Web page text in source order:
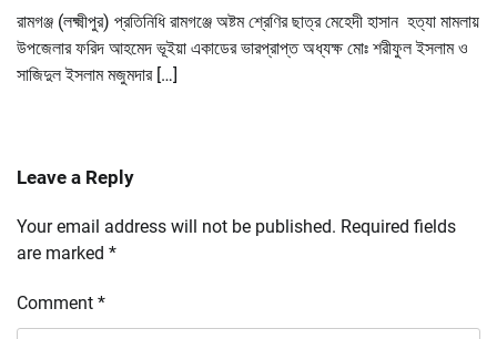
রামগঞ্জ (লক্ষ্মীপুর) প্রতিনিধি রামগঞ্জে অষ্টম শ্রেণির ছাত্র মেহেদী হাসান হত্যা মামলায়
উপজেলার ফরিদ আহমেদ ভূইয়া একাডের ভারপ্রাপ্ত অধ্যক্ষ মোঃ শরীফুল ইসলাম ও
সাজিদুল ইসলাম মজুমদার […]
Leave a Reply
Your email address will not be published. Required fields
are marked *
Comment *